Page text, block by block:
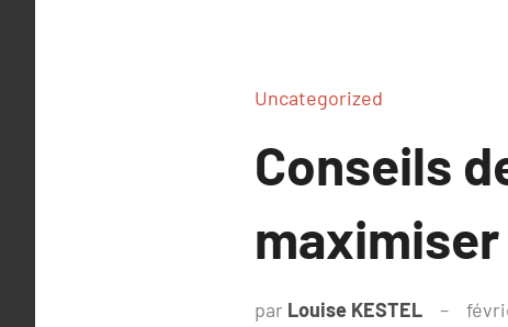
Uncategorized
Conseils
par Louise KESTEL